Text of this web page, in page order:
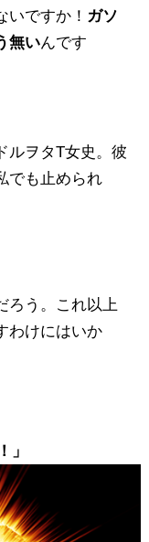
いですか！ ガソ
無いんです
ルヲタT女史。彼
でも止められ
ろう。これ以上
わけにはいか